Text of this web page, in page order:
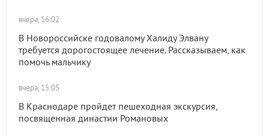
вчера, 16:02
В Новороссийске годовалому Халиду Элвану
требуется дорогостоящее лечение. Рассказываем, как
помочь мальчику
вчера, 15:05
В Краснодаре пройдет пешеходная экскурсия,
посвященная династии Романовых